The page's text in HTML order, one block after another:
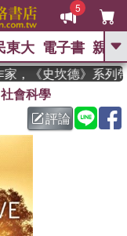
5
GO
、 高希均教授回憶錄
父親節 、 如果歷
暑期推薦 、 國際布克
、
東大 電子書 親子
《史坎德》系列帶
社會科學
評論